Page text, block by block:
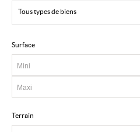
Contact
Tous types de biens
Surface
Terrain